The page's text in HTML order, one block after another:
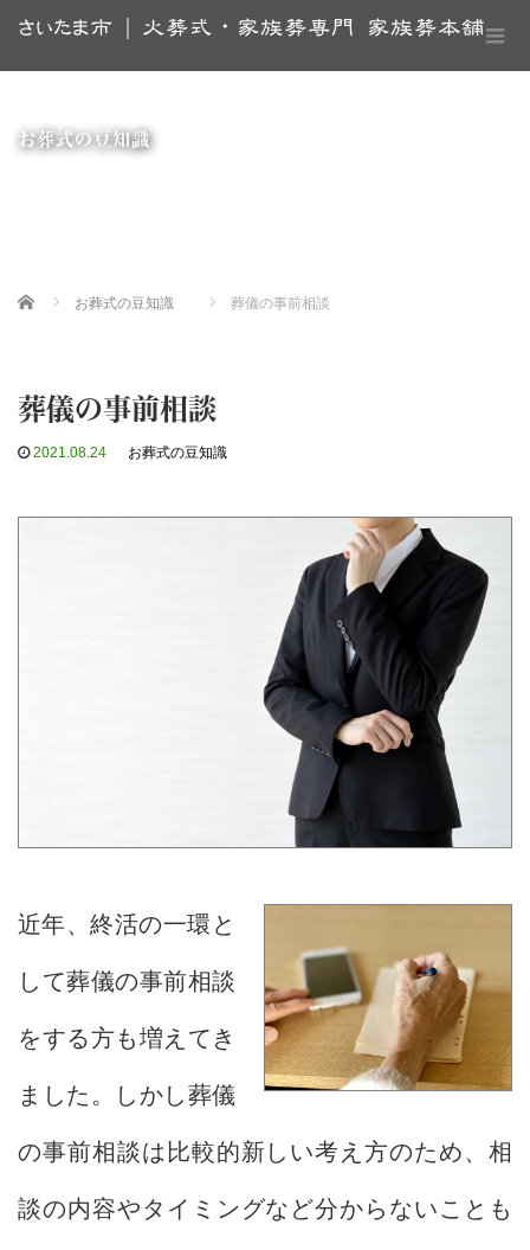
さいたま市 | 火葬式・家族葬専門 家族葬本舗
お葬式の豆知識
Home お葬式の豆知識 葬儀の事前相談
葬儀の事前相談
2021.08.24 お葬式の豆知識
近年、終活の一環と
して葬儀の事前相談
をする方も増えてき
ました。しかし葬儀
の事前相談は比較的新しい考え方のため、相
談の内容やタイミングなど分からないことも